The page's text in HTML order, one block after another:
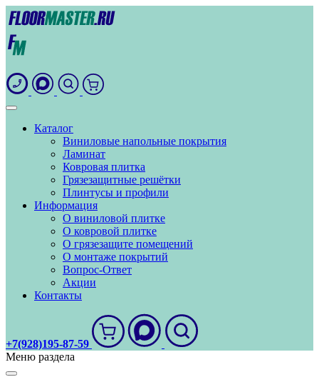
Каталог
Виниловые напольные покрытия
Ламинат
Ковровая плитка
Грязезащитные решётки
Плинтусы и профили
Информация
О виниловой плитке
О ковровой плитке
О грязезащите помещений
О монтаже покрытий
Вопрос-Ответ
Акции
Контакты
+7(928)195-87-59
Меню раздела